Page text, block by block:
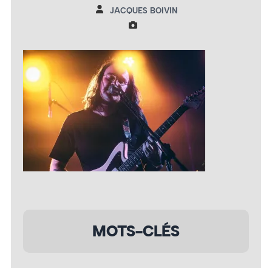
JACQUES BOIVIN
MOTS-CLÉS